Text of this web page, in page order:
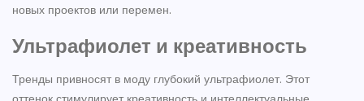
новых проектов или перемен.
Ультрафиолет и креативность
Тренды привносят в моду глубокий ультрафиолет. Этот